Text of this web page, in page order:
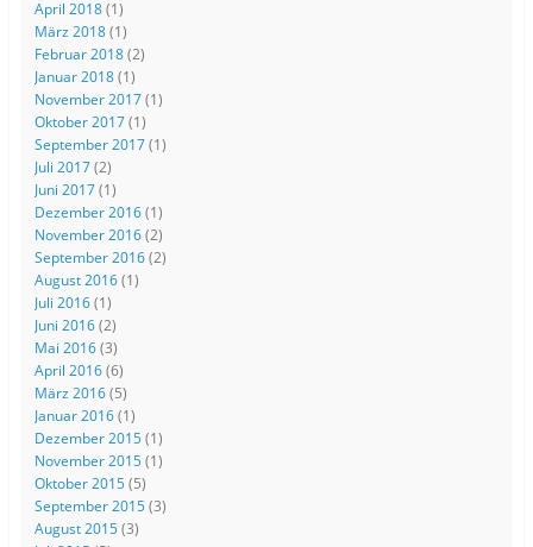
April 2018(1)
März 2018(1)
Februar 2018(2)
Januar 2018(1)
November 2017(1)
Oktober 2017(1)
September 2017(1)
Juli 2017(2)
Juni 2017(1)
Dezember 2016(1)
November 2016(2)
September 2016(2)
August 2016(1)
Juli 2016(1)
Juni 2016(2)
Mai 2016(3)
April 2016(6)
März 2016(5)
Januar 2016(1)
Dezember 2015(1)
November 2015(1)
Oktober 2015(5)
September 2015(3)
August 2015(3)